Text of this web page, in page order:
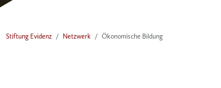
Stiftung Evidenz Netzwerk Ökonomische Bildung